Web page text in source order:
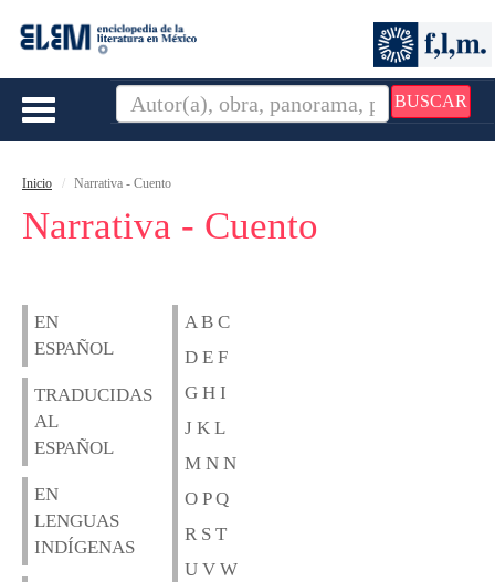
BUSCAR
Toggle
Inicio Narrativa - Cuento
Narrativa - Cuento
EN
ESPAÑOL
TRADUCIDAS
AL
ESPAÑOL
EN
LENGUAS
INDÍGENAS
A B C
D E F
G H I
J K L
M N N
O P Q
R S T
U V W